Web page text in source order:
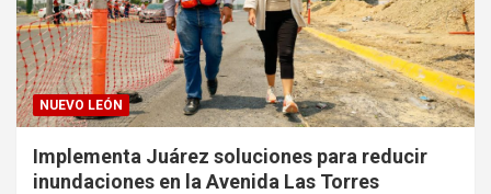
NUEVO LEÓN
Implementa Juárez soluciones para reducir
inundaciones en la Avenida Las Torres